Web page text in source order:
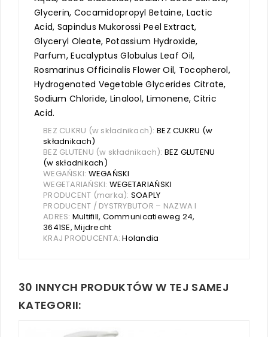
Glycerin, Cocamidopropyl Betaine, Lactic
Acid, Sapindus Mukorossi Peel Extract,
Glyceryl Oleate, Potassium Hydroxide,
Parfum, Eucalyptus Globulus Leaf Oil,
Rosmarinus Officinalis Flower Oil, Tocopherol,
Hydrogenated Vegetable Glycerides Citrate,
Sodium Chloride, Linalool, Limonene, Citric
Acid.
BEZ CUKRU (w składnikach):BEZ CUKRU (w
składnikach)
BEZ GLUTENU (w składnikach): BEZ GLUTENU
(w składnikach)
WEGAŃSKI: WEGAŃSKI
WEGETARIAŃSKI: WEGETARIAŃSKI
PRODUCENT (marka): SOAPLY
PRODUCENT / DYSTRYBUTOR – NAZWA I
ADRES: Multifill, Communicatieweg 24,
3641SE, Mijdrecht
KRAJ PRODUCENTA:Holandia
30 INNYCH PRODUKTÓW W TEJ SAMEJ
KATEGORII: